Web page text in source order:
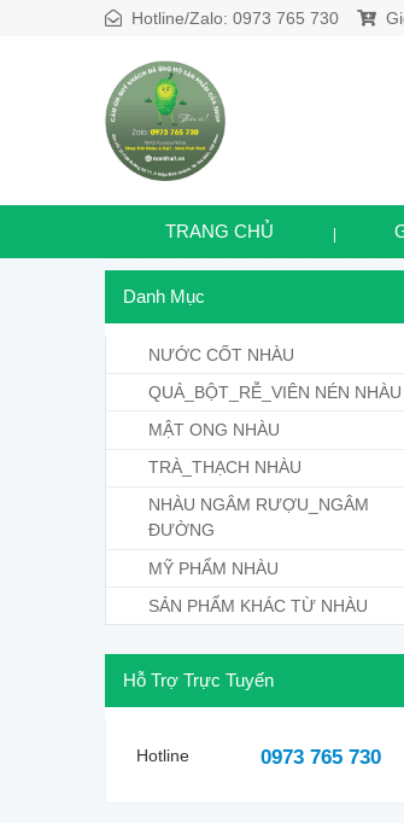
Hotline/Zalo: 0973 765 730
TRANG CHỦ
Danh Mục
NƯỚC CỐT NHÀU
QUẢ_BỘT_RỄ_VIÊN NÉN NHÀU
MẬT ONG NHÀU
TRÀ_THẠCH NHÀU
NHÀU NGÂM RƯỢU_NGÂM
ĐƯỜNG
MỸ PHẨM NHÀU
SẢN PHẨM KHÁC TỪ NHÀU
Hỗ Trợ Trực Tuyến
Hotline 0973 765 730